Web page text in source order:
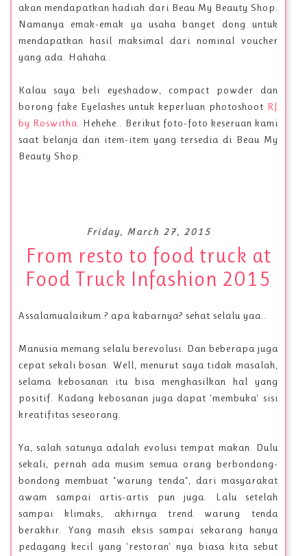
akan mendapatkan hadiah dari Beau My Beauty Shop.
Namanya emak-emak ya usaha banget dong untuk
mendapatkan hasil maksimal dari nominal voucher
yang ada. Hahaha..
Kalau saya beli eyeshadow, compact powder dan
borong fake Eyelashes untuk keperluan photoshoot RJ
by Roswitha. Hehehe.. Berikut foto-foto keseruan kami
saat belanja dan item-item yang tersedia di Beau My
Beauty Shop.
Friday, March 27, 2015
From resto to food truck at
Food Truck Infashion 2015
Assalamualaikum ? apa kabarnya? sehat selalu yaa..
Manusia memang selalu berevolusi. Dan beberapa juga
cepat sekali bosan. Well, menurut saya tidak masalah,
selama kebosanan itu bisa menghasilkan hal yang
positif. Kadang kebosanan juga dapat 'membuka' sisi
kreatifitas seseorang.
Ya, salah satunya adalah evolusi tempat makan. Dulu
sekali, pernah ada musim semua orang berbondong-
bondong membuat "warung tenda", dari masyarakat
awam sampai artis-artis pun juga. Lalu setelah
sampai klimaks, akhirnya trend warung tenda
berakhir. Yang masih eksis sampai sekarang hanya
pedagang kecil yang 'restoran' nya biasa kita sebut